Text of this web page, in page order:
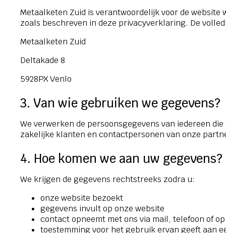
Metaalketen Zuid is verantwoordelijk voor de
zoals beschreven in deze privacyverklaring. De
Metaalketen Zuid
Deltakade 8
5928PX Venlo
3. Van wie gebruiken we gegevens?
We verwerken de persoonsgegevens van iedereen
zakelijke klanten en contactpersonen van onze
4. Hoe komen we aan uw gegevens?
We krijgen de gegevens rechtstreeks zodra u:
onze website bezoekt
gegevens invult op onze website
contact opneemt met ons via mail, telefoon of
toestemming voor het gebruik ervan geeft aan